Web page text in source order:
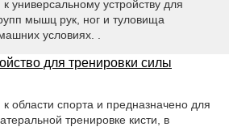
универсальному устройству для
мышц рук, ног и туловища
условиях. .
для тренировки силы
области спорта и предназначено для
тренировке кисти, в